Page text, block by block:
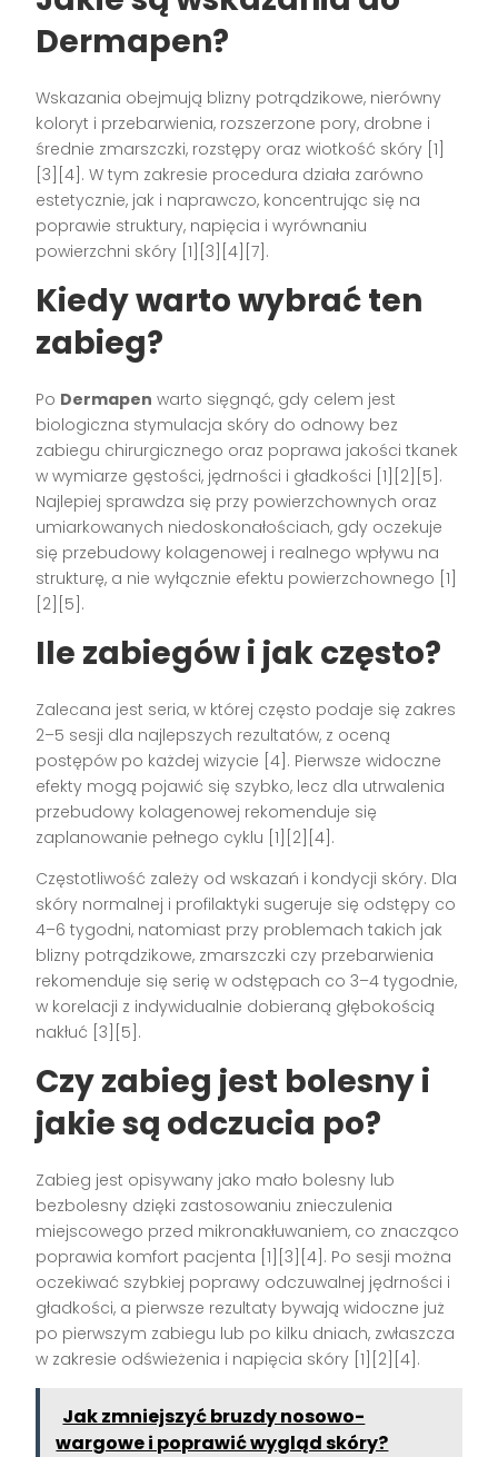
Dermapen?
Wskazania obejmują blizny potrądzikowe, nierówny
koloryt i przebarwienia, rozszerzone pory, drobne i
średnie zmarszczki, rozstępy oraz wiotkość skóry [1]
[3][4]. W tym zakresie procedura działa zarówno
estetycznie, jak i naprawczo, koncentrując się na
poprawie struktury, napięcia i wyrównaniu
powierzchni skóry [1][3][4][7].
Kiedy warto wybrać ten
zabieg?
Po Dermapen warto sięgnąć, gdy celem jest
biologiczna stymulacja skóry do odnowy bez
zabiegu chirurgicznego oraz poprawa jakości tkanek
w wymiarze gęstości, jędrności i gładkości [1][2][5].
Najlepiej sprawdza się przy powierzchownych oraz
umiarkowanych niedoskonałościach, gdy oczekuje
się przebudowy kolagenowej i realnego wpływu na
strukturę, a nie wyłącznie efektu powierzchownego [1]
[2][5].
Ile zabiegów i jak często?
Zalecana jest seria, w której często podaje się zakres
2–5 sesji dla najlepszych rezultatów, z oceną
postępów po każdej wizycie [4]. Pierwsze widoczne
efekty mogą pojawić się szybko, lecz dla utrwalenia
przebudowy kolagenowej rekomenduje się
zaplanowanie pełnego cyklu [1][2][4].
Częstotliwość zależy od wskazań i kondycji skóry. Dla
skóry normalnej i profilaktyki sugeruje się odstępy co
4–6 tygodni, natomiast przy problemach takich jak
blizny potrądzikowe, zmarszczki czy przebarwienia
rekomenduje się serię w odstępach co 3–4 tygodnie,
w korelacji z indywidualnie dobieraną głębokością
nakłuć [3][5].
Czy zabieg jest bolesny i
jakie są odczucia po?
Zabieg jest opisywany jako mało bolesny lub
bezbolesny dzięki zastosowaniu znieczulenia
miejscowego przed mikronakłuwaniem, co znacząco
poprawia komfort pacjenta [1][3][4]. Po sesji można
oczekiwać szybkiej poprawy odczuwalnej jędrności i
gładkości, a pierwsze rezultaty bywają widoczne już
po pierwszym zabiegu lub po kilku dniach, zwłaszcza
w zakresie odświeżenia i napięcia skóry [1][2][4].
Jak zmniejszyć bruzdy nosowo-
wargowe i poprawić wygląd skóry?